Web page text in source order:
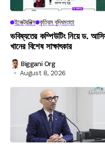
ইলেক্ট্রনিক্স কৃত্রিম বুদ্ধিমত্তা
ভবিষ্যতের কম্পিউটিং নিয়ে ড.
খানের বিশেষ সাক্ষাৎকার
Biggani Org
August 8, 2026